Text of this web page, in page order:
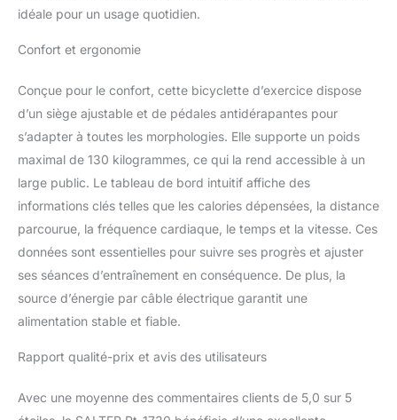
idéale pour un usage quotidien.
Confort et ergonomie
Conçue pour le confort, cette bicyclette d’exercice dispose
d’un siège ajustable et de pédales antidérapantes pour
s’adapter à toutes les morphologies. Elle supporte un poids
maximal de 130 kilogrammes, ce qui la rend accessible à un
large public. Le tableau de bord intuitif affiche des
informations clés telles que les calories dépensées, la distance
parcourue, la fréquence cardiaque, le temps et la vitesse. Ces
données sont essentielles pour suivre ses progrès et ajuster
ses séances d’entraînement en conséquence. De plus, la
source d’énergie par câble électrique garantit une
alimentation stable et fiable.
Rapport qualité-prix et avis des utilisateurs
Avec une moyenne des commentaires clients de 5,0 sur 5